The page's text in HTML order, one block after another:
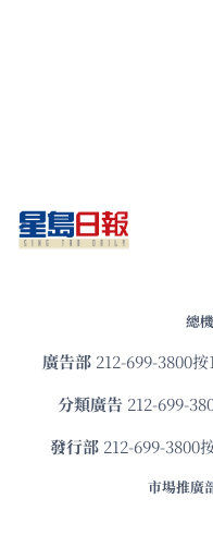
總機
廣告部212-699-3800按
分類廣告 212-699-
發⾏部 212-699-3800
市場推廣